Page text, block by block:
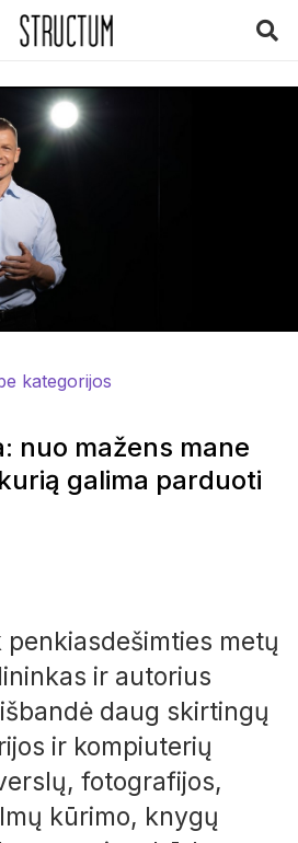
kategorijos
nuo mažens mane
galima parduoti
penkiasdešimties metų
ir autorius
daug skirtingų
ir kompiuterių
fotografijos,
kūrimo, knygų